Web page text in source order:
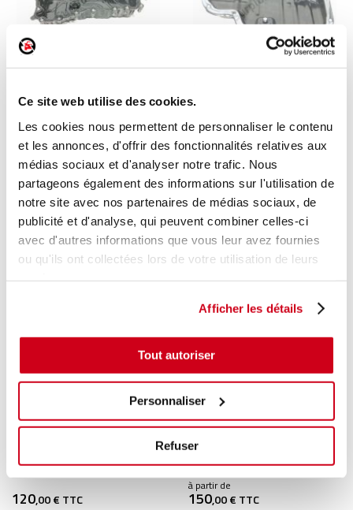
Ce site web utilise des cookies.
Les cookies nous permettent de personnaliser le contenu
et les annonces, d'offrir des fonctionnalités relatives aux
médias sociaux et d'analyser notre trafic. Nous
partageons également des informations sur l'utilisation de
notre site avec nos partenaires de médias sociaux, de
publicité et d'analyse, qui peuvent combiner celles-ci
avec d'autres informations que vous leur avez fournies
ou qu'ils ont collectées lors de votre utilisation de leurs
Afficher les détails
Tout autoriser
Personnaliser
Refuser
1 en stock
PEUGEOT 5008 - 1 2015
81,00 € TTC
DÉCOUVRIR
1 en stock
TOYOTA RAV4 - 5 2024
60,00 € TTC
DÉCOUVRIR
Carter de distribution
SKODA FABIA 2 2010
120,00 € TTC
Carter de distribution
RENAULT CLIO 5 2021
à partir de
150,00 € TTC